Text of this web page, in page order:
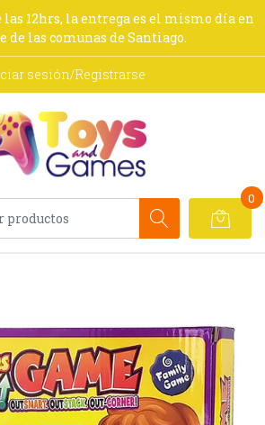
12hrs, la entrega es el mismo día en
de las comunas de Santiago.
sesión/Registrarse
0